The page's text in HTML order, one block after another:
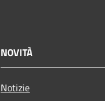
NOVITÀ
Notizie